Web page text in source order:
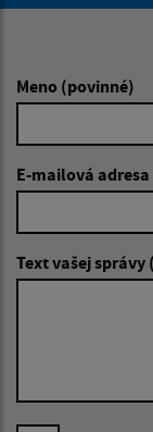
Meno (povinné)
E-mailová
Text vašej správy